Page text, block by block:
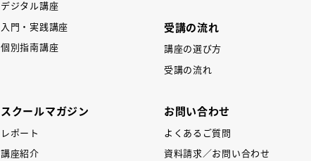
デジタル講座
入門・実践講座
個別指南講座
スクールマガジン
レポート
講座紹介
受講の流れ
講座の選び方
受講の流れ
お問い合わせ
よくあるご質問
資料請求／お問い合わせ